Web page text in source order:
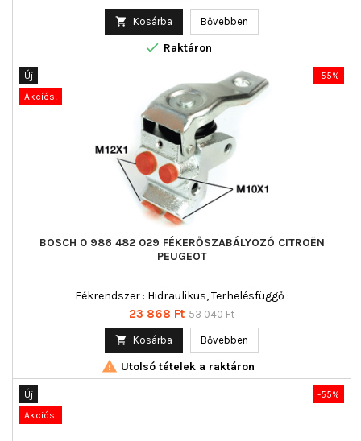
 Kosárba Bővebben
 Raktáron
-55%
Új
Akciós!
BOSCH 0 986 482 029 FÉKERŐSZABÁLYOZÓ CITROËN
PEUGEOT
Fékrendszer : Hidraulikus, Terhelésfüggő :
Ár
23 868 Ft Normál
53 040 Ft
 Kosárba Bővebben
 Utolsó tételek a raktáron
-55%
Új
Akciós!